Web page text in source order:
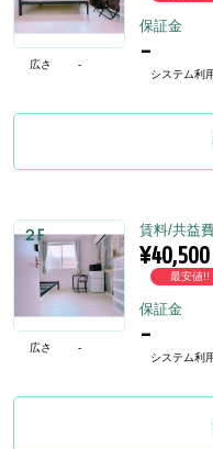
広さ -
保証金
-
システム利
２F
広さ -
賃料/共益
最安値!!
保証金
-
システム利